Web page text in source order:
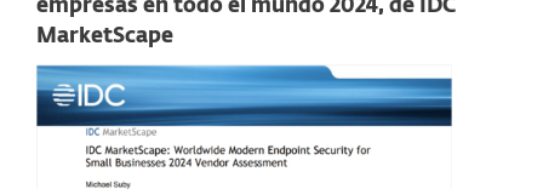
empresas en todo el mundo 2024, de IDC
MarketScape